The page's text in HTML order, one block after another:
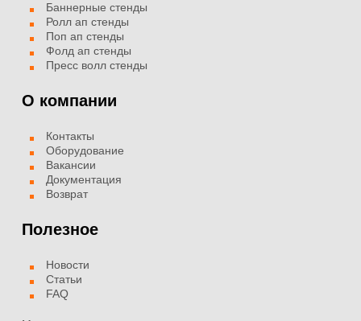
Баннерные стенды
Ролл ап стенды
Поп ап стенды
Фолд ап стенды
Пресс волл стенды
О компании
Контакты
Оборудование
Вакансии
Документация
Возврат
Полезное
Новости
Статьи
FAQ